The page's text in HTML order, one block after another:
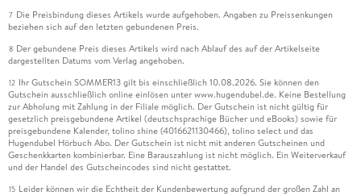
7 Die Preisbindung dieses Artikels wurde aufgehoben. Angaben zu Preissenkungen
beziehen sich auf den letzten gebundenen Preis.
8 Der gebundene Preis dieses Artikels wird nach Ablauf des auf der Artikelseite
dargestellten Datums vom Verlag angehoben.
12 Ihr Gutschein SOMMER13 gilt bis einschließlich 10.08.2026. Sie können den
Gutschein ausschließlich online einlösen unter www.hugendubel.de. Keine Bestellung
zur Abholung mit Zahlung in der Filiale möglich. Der Gutschein ist nicht gültig für
gesetzlich preisgebundene Artikel (deutschsprachige Bücher und eBooks) sowie für
preisgebundene Kalender, tolino shine (4016621130466), tolino select und das
Hugendubel Hörbuch Abo. Der Gutschein ist nicht mit anderen Gutscheinen und
Geschenkkarten kombinierbar. Eine Barauszahlung ist nicht möglich. Ein Weiterverkauf
und der Handel des Gutscheincodes sind nicht gestattet.
15 Leider können wir die Echtheit der Kundenbewertung aufgrund der großen Zahl an